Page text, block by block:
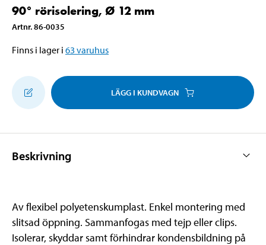
90° rörisolering, Ø 12 mm
Artnr.86-0035
Finns i lager i 63 varuhus
LÄGG I KUNDVAGN
Beskrivning
Av flexibel polyetenskumplast. Enkel montering med
slitsad öppning. Sammanfogas med tejp eller clips.
Isolerar, skyddar samt förhindrar kondensbildning på